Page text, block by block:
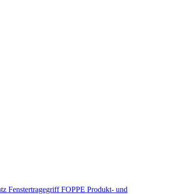
Fenstertragegriff FOPPE Produkt- und